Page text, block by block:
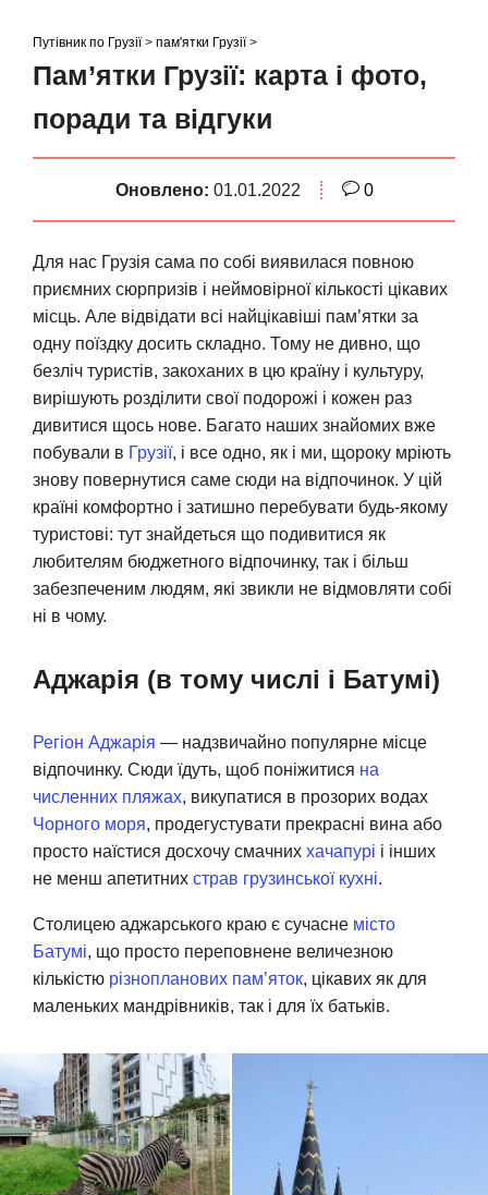
Путівник по Грузії> пам'ятки Грузії>
Пам’ятки Грузії: карта і фото,
поради та відгуки
Оновлено: 01.01.2022 0
Для нас Грузія сама по собі виявилася повною
приємних сюрпризів і неймовірної кількості цікавих
місць. Але відвідати всі найцікавіші пам’ятки за
одну поїздку досить складно. Тому не дивно, що
безліч туристів, закоханих в цю країну і культуру,
вирішують розділити свої подорожі і кожен раз
дивитися щось нове. Багато наших знайомих вже
побували в Грузії, і все одно, як і ми, щороку мріють
знову повернутися саме сюди на відпочинок. У цій
країні комфортно і затишно перебувати будь-якому
туристові: тут знайдеться що подивитися як
любителям бюджетного відпочинку, так і більш
забезпеченим людям, які звикли не відмовляти собі
ні в чому.
Аджарія (в тому числі і Батумі)
Регіон Аджарія — надзвичайно популярне місце
відпочинку. Сюди їдуть, щоб поніжитися на
численних пляжах, викупатися в прозорих водах
Чорного моря, продегустувати прекрасні вина або
просто наїстися досхочу смачних хачапурі і інших
не менш апетитних страв грузинської кухні.
Столицею аджарського краю є сучасне місто
Батумі, що просто переповнене величезною
кількістю різнопланових пам’яток, цікавих як для
маленьких мандрівників, так і для їх батьків.